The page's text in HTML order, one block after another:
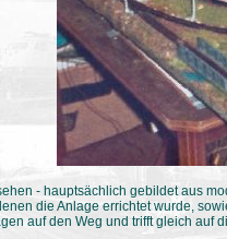
- hauptsächlich gebildet aus
die Anlage errichtet wurde,
auf den Weg und trifft gleich auf